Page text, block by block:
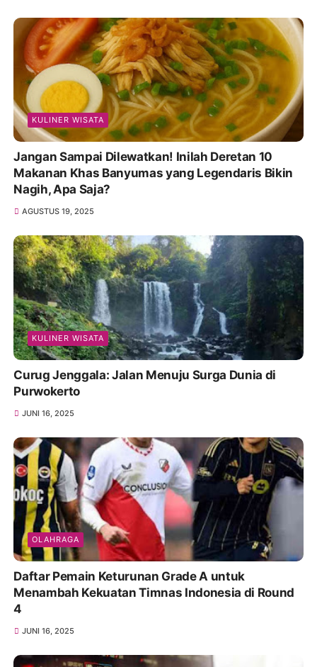
KULINER WISATA
Jangan Sampai Dilewatkan! Inilah Deretan 10
Makanan Khas Banyumas yang Legendaris Bikin
Nagih, Apa Saja?
AGUSTUS 19, 2025
KULINER WISATA
Curug Jenggala: Jalan Menuju Surga Dunia di
Purwokerto
JUNI 16, 2025
OLAHRAGA
Daftar Pemain Keturunan Grade A untuk
Menambah Kekuatan Timnas Indonesia di Round
4
JUNI 16, 2025